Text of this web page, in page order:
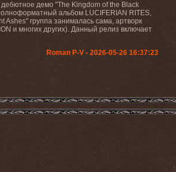
дебютное демо "The Kingdom of the Black
альбом LUCIFERIAN RITES,
группа занималась сама, артворк
и многих других). Данный релиз включает
Roman P-V - 2026-05-26 16:37:23